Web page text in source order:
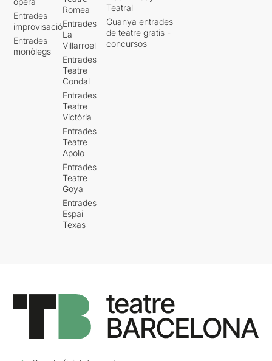
Entrades
improvisació
Entrades
monòlegs
Romea
Entrades
La
Villarroel
Entrades
Teatre
Condal
Entrades
Teatre
Victòria
Entrades
Teatre
Apolo
Entrades
Teatre
Goya
Entrades
Espai
Texas
Teatral
Guanya entrades
de teatre gratis -
concursos